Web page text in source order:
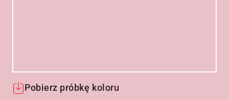
Pobierz próbkę koloru